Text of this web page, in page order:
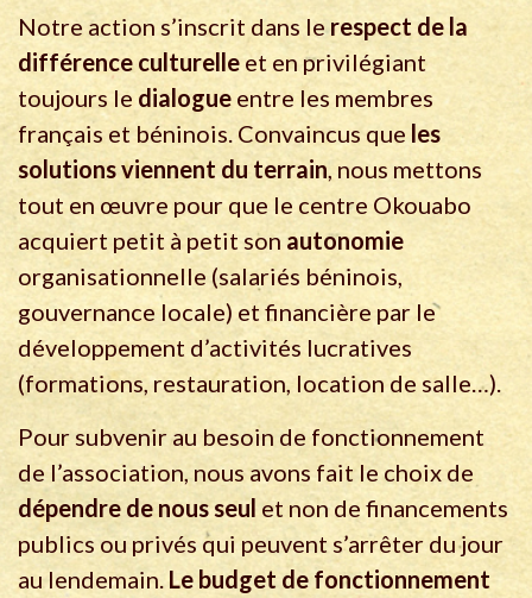
Notre action s’inscrit dans lerespect de la
différence culturelle et en privilégiant
toujours le dialogue entre les membres
français et béninois. Convaincus que les
solutions viennent du terrain, nous mettons
tout en œuvre pour que le centre Okouabo
acquiert petit à petit sonautonomie
organisationnelle (salariés béninois,
gouvernance locale) et financière par le
développement d’activités lucratives
(formations, restauration, location de salle…).
Pour subvenir au besoin de fonctionnement
de l’association, nous avons fait le choix de
dépendre de nous seul et non de financements
publics ou privés qui peuvent s’arrêter du jour
au lendemain. Le budget de fonctionnement